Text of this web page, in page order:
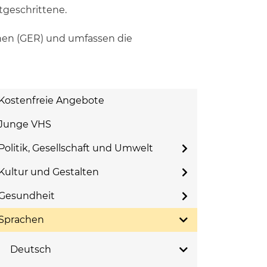
(GER) und umfassen die
Angebote
VHS
Gesellschaft und Umwelt
und Gestalten
Deutsch